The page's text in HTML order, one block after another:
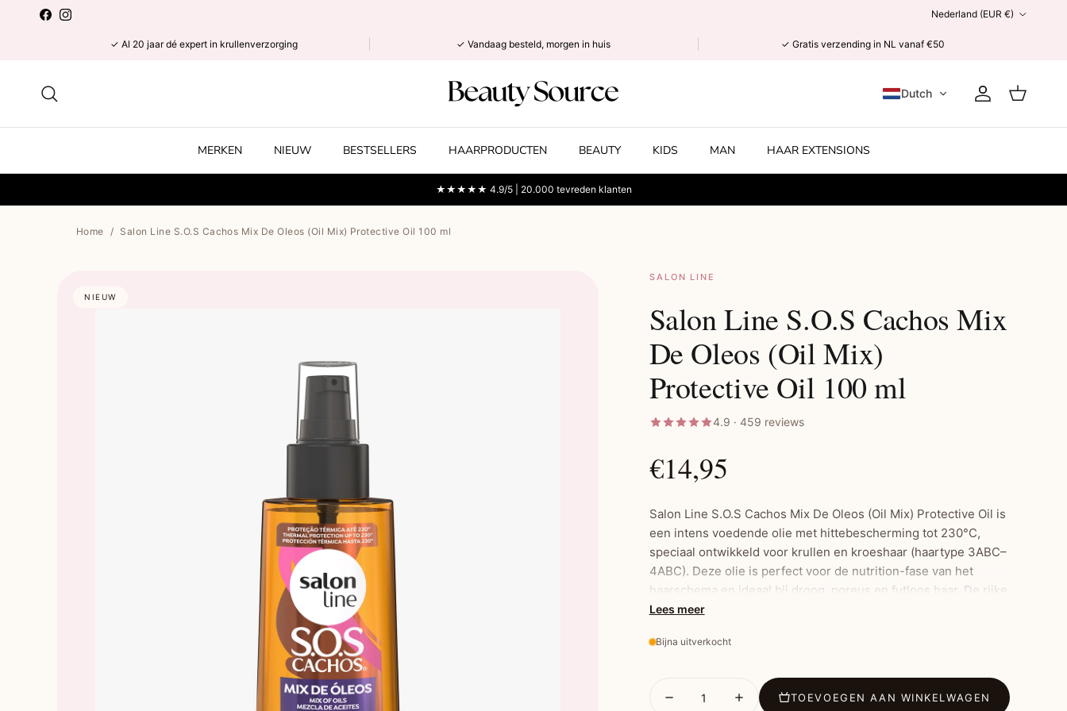
Ga naar inhoud
FacebookInstagram Nederland (EUR €)
✓ Al 20 jaar dé expert in krullenverzorging ✓ Vandaag besteld, morgen in huis ✓ Gratis verzending in NL vanaf €50
Dutch AccountWinkelwagen
MERKEN NIEUW BESTSELLERS HAARPRODUCTEN BEAUTY KIDS MAN HAAR EXTENSIONS
★★★★★ 4.9/5 | 20.000 tevreden klanten
Home / Salon Line S.O.S Cachos Mix De Oleos (Oil Mix) Protective Oil 100 ml
NIEUW
SALON LINE
Salon Line S.O.S Cachos Mix
De Oleos (Oil Mix)
Protective Oil 100 ml
4.9 · 459 reviews
€14,95
Salon Line S.O.S Cachos Mix De Oleos (Oil Mix) Protective Oil is
een intens voedende olie met hittebescherming tot 230°C,
speciaal ontwikkeld voor krullen en kroeshaar (haartype 3ABC–
4ABC). Deze olie is perfect voor de nutrition-fase van het
haarschema en ideaal bij droog, poreus en futloos haar. De rijke
mix van plantaardige oliën helpt vocht vast te houden, voorkomt
dagelijkse bescherming of als haarhumectatiebehandeling.
Belangrijkste kenmerken:
Lees meer
Bijna uitverkocht
TOEVOEGEN AAN WINKELWAGEN